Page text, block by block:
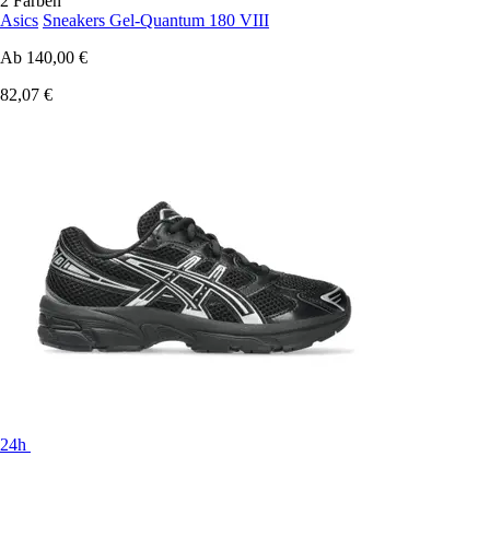
Asics Sneakers Gel-Quantum 180 VIII
Ab 140,00 €
82,07 €
24h